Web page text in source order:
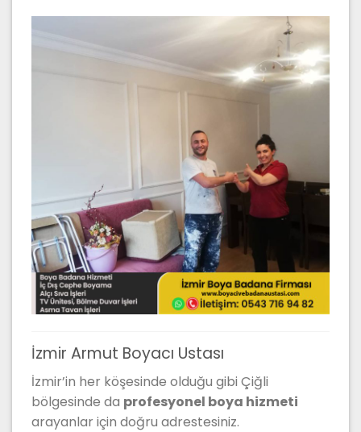
İzmir Armut Boyacı Ustası
İzmir’in her köşesinde olduğu gibi Çiğli
bölgesinde da profesyonel boya hizmeti
arayanlar için doğru adrestesiniz.